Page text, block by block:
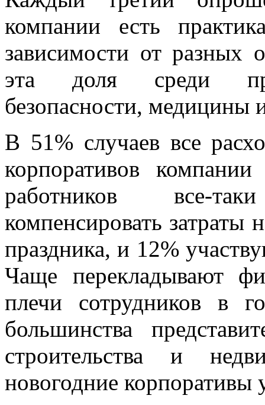
компании есть
зависимости от разных
эта доля среди
безопасности, медицины
В 51% случаев все
корпоративов
работников все-
компенсировать затраты
праздника, и 12%
Чаще перекладывают
плечи сотрудников в
большинства
строительства и
новогодние корпоративы